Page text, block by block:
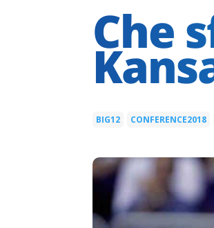
Che
BIG12 CONFERENCE2018